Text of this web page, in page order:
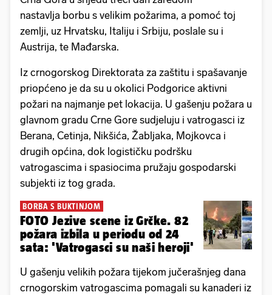
nastavlja borbu s velikim požarima, a pomoć toj
zemlji, uz Hrvatsku, Italiju i Srbiju, poslale su i
Austrija, te Mađarska.
Iz crnogorskog Direktorata za zaštitu i spašavanje
priopćeno je da su u okolici Podgorice aktivni
požari na najmanje pet lokacija. U gašenju požara u
glavnom gradu Crne Gore sudjeluju i vatrogasci iz
Berana, Cetinja, Nikšića, Žabljaka, Mojkovca i
drugih općina, dok logističku podršku
vatrogascima i spasiocima pružaju gospodarski
subjekti iz tog grada.
BORBA S BUKTINJOM
FOTO Jezive scene iz Grčke. 82
požara izbila u periodu od 24
sata: 'Vatrogasci su naši heroji'
U gašenju velikih požara tijekom jučerašnjeg dana
crnogorskim vatrogascima pomagali su kanaderi iz